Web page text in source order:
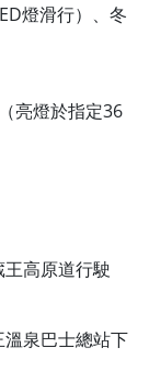
燈滑行）、冬
亮燈於指定36
王高原道行駛
溫泉巴士總站下